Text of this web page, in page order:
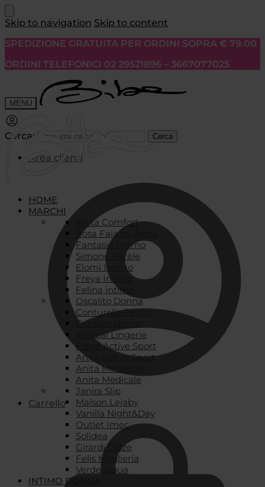
Skip to navigation Skip to content
SPEDIZIONE GRATUITA PER ORDINI SOPRA € 79.00
ORDINI TELEFONICI 02 29521896 – 3667077025
MENU
Cerca: Cerca
Area clienti
Carrello
HOME
MARCHI
Anita Comfort
Rosa Faia by Anita
Fantasie Intimo
Simone Pérèle
Elomi Intimo
Freya Intimo
Felina intimo
Oscalito Donna
Conturelle Felina
Oscalito Uomo
Wacoal Lingerie
Freya Active Sport
Anita Active Sport
Anita Maternity
Anita Medicale
Janira Slip
Maison Lejaby
Vanilla Night&Day
Outlet Imec
Solidea
Girardi Calze
Felis Maglieria
Verdeacqua
INTIMO DONNA